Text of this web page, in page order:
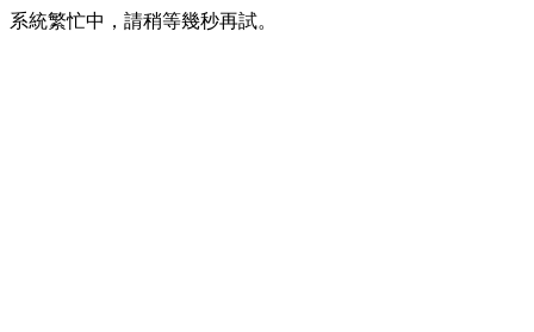
系統繁忙中，請稍等幾秒再試。